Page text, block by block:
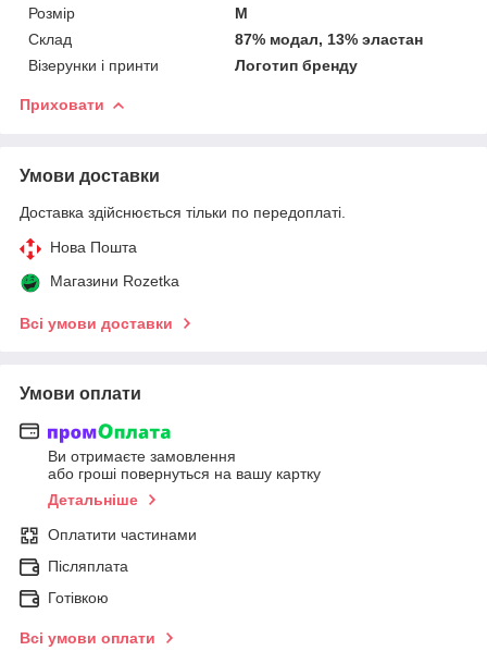
Розмір
M
Склад
87% модал, 13% эластан
Візерунки і принти
Логотип бренду
Приховати
Умови доставки
Доставка здійснюється тільки по передоплаті.
Нова Пошта
Магазини Rozetka
Всі умови доставки
Умови оплати
Ви отримаєте замовлення
або гроші повернуться на вашу картку
Детальніше
Оплатити частинами
Післяплата
Готівкою
Всі умови оплати